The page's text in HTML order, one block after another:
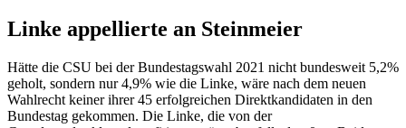
Linke appellierte an Steinmeier
Hätte die CSU bei der Bundestagswahl 2021 nicht bundesweit 5,2%
geholt, sondern nur 4,9% wie die Linke, wäre nach dem neuen
Wahlrecht keiner ihrer 45 erfolgreichen Direktkandidaten in den
Bundestag gekommen. Die Linke, die von der